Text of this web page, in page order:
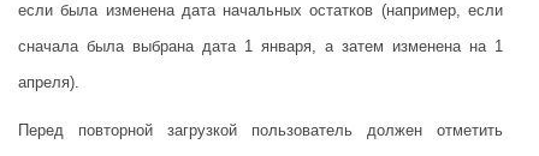
если была изменена дата начальных остатков (например, если
сначала была выбрана дата 1 января, а затем изменена на 1
апреля).
Перед повторной загрузкой пользователь должен отметить